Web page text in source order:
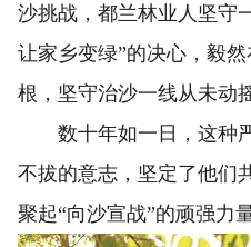
沙挑战，都兰林业人坚守
让家乡变绿”的决心，毅
根，坚守治沙一线从未动
数十年如一日，这种严
不拔的意志，坚定了他们
聚起“向沙宣战”的顽强力量